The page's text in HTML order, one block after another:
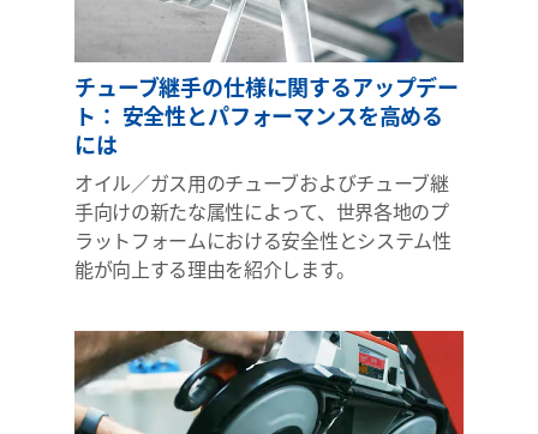
チューブ継手の仕様に関するアップデー
ト： 安全性とパフォーマンスを高める
には
オイル／ガス用のチューブおよびチューブ継
手向けの新たな属性によって、世界各地のプ
ラットフォームにおける安全性とシステム性
能が向上する理由を紹介します。